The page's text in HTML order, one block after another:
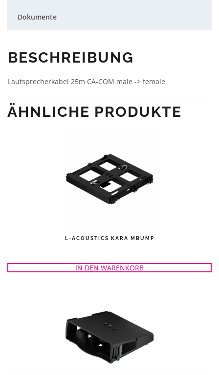
Dokumente
BESCHREIBUNG
Lautsprecherkabel 25m CA-COM male -> female
ÄHNLICHE PRODUKTE
L-ACOUSTICS KARA MBUMP
IN DEN WARENKORB